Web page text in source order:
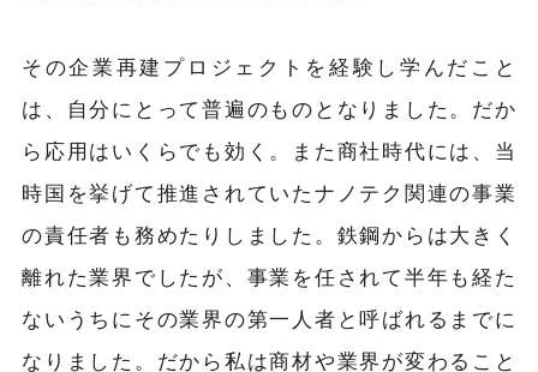
その企業再建プロジェクトを経験し学んだこと
は、自分にとって普遍のものとなりました。だか
ら応用はいくらでも効く。また商社時代には、当
時国を挙げて推進されていたナノテク関連の事業
の責任者も務めたりしました。鉄鋼からは大きく
離れた業界でしたが、事業を任されて半年も経た
ないうちにその業界の第一人者と呼ばれるまでに
なりました。だから私は商材や業界が変わること